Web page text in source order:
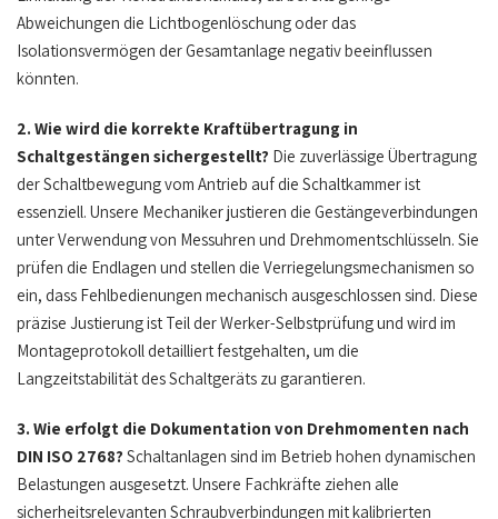
Abweichungen die Lichtbogenlöschung oder das
Isolationsvermögen der Gesamtanlage negativ beeinflussen
könnten.
2. Wie wird die korrekte Kraftübertragung in
Schaltgestängen sichergestellt? Die zuverlässige Übertragung
der Schaltbewegung vom Antrieb auf die Schaltkammer ist
essenziell. Unsere Mechaniker justieren die Gestängeverbindungen
unter Verwendung von Messuhren und Drehmomentschlüsseln. Sie
prüfen die Endlagen und stellen die Verriegelungsmechanismen so
ein, dass Fehlbedienungen mechanisch ausgeschlossen sind. Diese
präzise Justierung ist Teil der Werker-Selbstprüfung und wird im
Montageprotokoll detailliert festgehalten, um die
Langzeitstabilität des Schaltgeräts zu garantieren.
3. Wie erfolgt die Dokumentation von Drehmomenten nach
DIN ISO 2768? Schaltanlagen sind im Betrieb hohen dynamischen
Belastungen ausgesetzt. Unsere Fachkräfte ziehen alle
sicherheitsrelevanten Schraubverbindungen mit kalibrierten